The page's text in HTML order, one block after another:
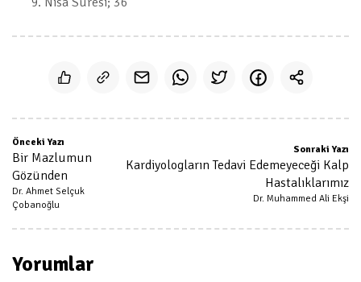
Önceki Yazı
Bir Mazlumun
Gözünden
Dr. Ahmet Selçuk
Çobanoğlu
Sonraki Yazı
Kardiyologların Tedavi Edemeyeceği Kalp
Hastalıklarımız
Dr. Muhammed Ali Ekşi
Yorumlar